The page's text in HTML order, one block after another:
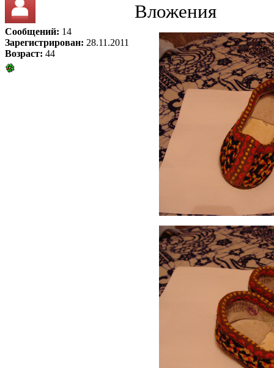
Сообщений: 14
Зарегистрирован: 28.11.2011
Возраст: 44
Вложения